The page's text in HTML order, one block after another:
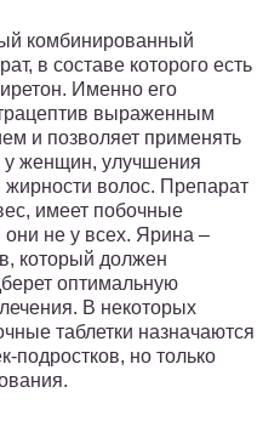
комбинированный
в составе которого есть
Именно его
выраженным
и позволяет применять
у женщин, улучшения
волос. Препарат
имеет побочные
не у всех. Ярина –
который должен
оптимальную
В некоторых
таблетки назначаются
подростков, но только